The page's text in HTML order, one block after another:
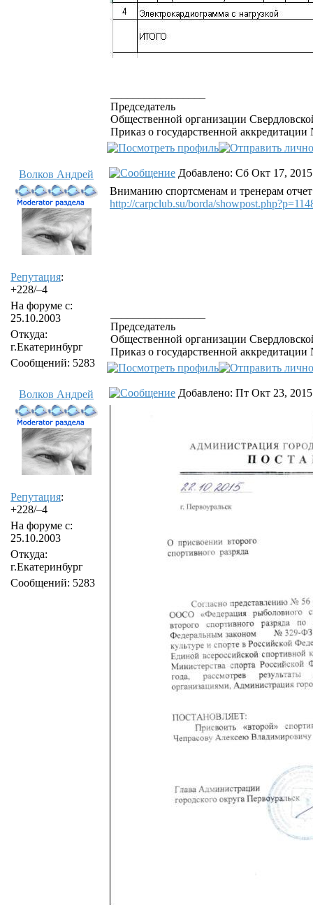
Председатель
Общественной организации
Приказ о государственной
Волков Андрей
Репутация:
+228/–4
На форуме с:
25.10.2003
Откуда:
г.Екатеринбург
Сообщений: 5283
Добавлено: Сб Окт 17, 2015
Вниманию спортсменам и тренерам
http://carpclub.su/borda/
Председатель
Общественной организации
Приказ о государственной
Волков Андрей
Репутация:
+228/–4
На форуме с:
25.10.2003
Откуда:
г.Екатеринбург
Сообщений: 5283
Добавлено: Пт Окт 23, 2015